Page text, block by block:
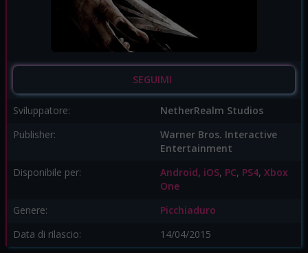
SEGUIMI
Sviluppatore:
NetherRealm Studios
Publisher:
Warner Bros. Interactive
Entertainment
Disponibile per:
Android, iOS, PC, PS4, Xbox
One
Genere:
Picchiaduro
Data di rilascio:
14/04/2015